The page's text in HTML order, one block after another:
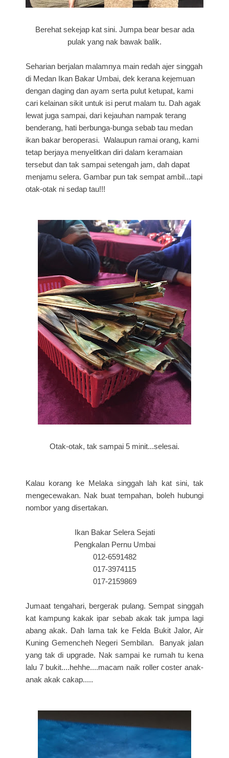
Berehat sekejap kat sini. Jumpa bear besar ada
pulak yang nak bawak balik.
Seharian berjalan malamnya main redah ajer singgah
di Medan Ikan Bakar Umbai, dek kerana kejemuan
dengan daging dan ayam serta pulut ketupat, kami
cari kelainan sikit untuk isi perut malam tu. Dah agak
lewat juga sampai, dari kejauhan nampak terang
benderang, hati berbunga-bunga sebab tau medan
ikan bakar beroperasi. Walaupun ramai orang, kami
tetap berjaya menyelitkan diri dalam keramaian
tersebut dan tak sampai setengah jam, dah dapat
menjamu selera. Gambar pun tak sempat ambil...tapi
otak-otak ni sedap tau!!!
Otak-otak, tak sampai 5 minit...selesai.
Kalau korang ke Melaka singgah lah kat sini, tak
mengecewakan. Nak buat tempahan, boleh hubungi
nombor yang disertakan.
Ikan Bakar Selera Sejati
Pengkalan Pernu Umbai
012-6591482
017-3974115
017-2159869
Jumaat tengahari, bergerak pulang. Sempat singgah
kat kampung kakak ipar sebab akak tak jumpa lagi
abang akak. Dah lama tak ke Felda Bukit Jalor, Air
Kuning Gemencheh Negeri Sembilan. Banyak jalan
yang tak di upgrade. Nak sampai ke rumah tu kena
lalu 7 bukit....hehhe....macam naik roller coster anak-
anak akak cakap.....